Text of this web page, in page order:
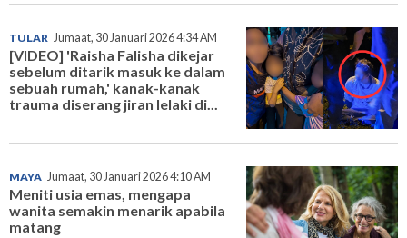
TULAR Jumaat, 30 Januari 2026 4:34 AM
[VIDEO] 'Raisha Falisha dikejar
sebelum ditarik masuk ke dalam
sebuah rumah,' kanak-kanak
trauma diserang jiran lelaki di...
MAYA Jumaat, 30 Januari 2026 4:10 AM
Meniti usia emas, mengapa
wanita semakin menarik apabila
matang